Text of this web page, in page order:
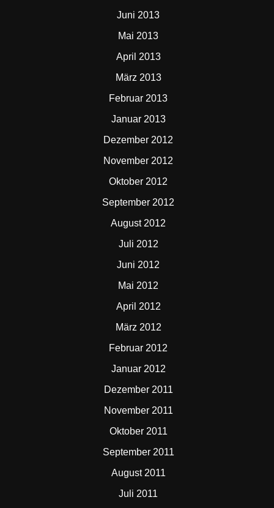
Juni 2013
Mai 2013
April 2013
März 2013
Februar 2013
Januar 2013
Dezember 2012
November 2012
Oktober 2012
September 2012
August 2012
Juli 2012
Juni 2012
Mai 2012
April 2012
März 2012
Februar 2012
Januar 2012
Dezember 2011
November 2011
Oktober 2011
September 2011
August 2011
Juli 2011